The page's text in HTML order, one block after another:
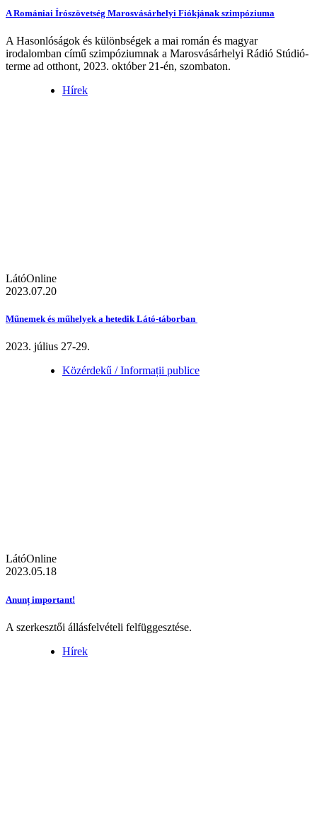
A Romániai Írószövetség Marosvásárhelyi Fiókjának szimpóziuma
A Hasonlóságok és különbségek a mai román és magyar
irodalomban című szimpóziumnak a Marosvásárhelyi Rádió Stúdió-
terme ad otthont, 2023. október 21-én, szombaton.
Hírek
LátóOnline
2023.07.20
Műnemek és műhelyek a hetedik Látó-táborban
2023. július 27-29.
Közérdekű / Informații publice
LátóOnline
2023.05.18
Anunț important!
A szerkesztői állásfelvételi felfüggesztése.
Hírek